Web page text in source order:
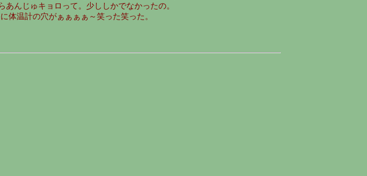
あんじゅキョロって。少ししかでなかったの。
体温計の穴がぁぁぁぁ～笑った笑った。